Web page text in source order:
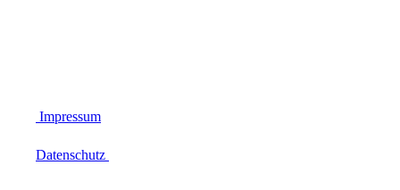
Impressum
Datenschutz